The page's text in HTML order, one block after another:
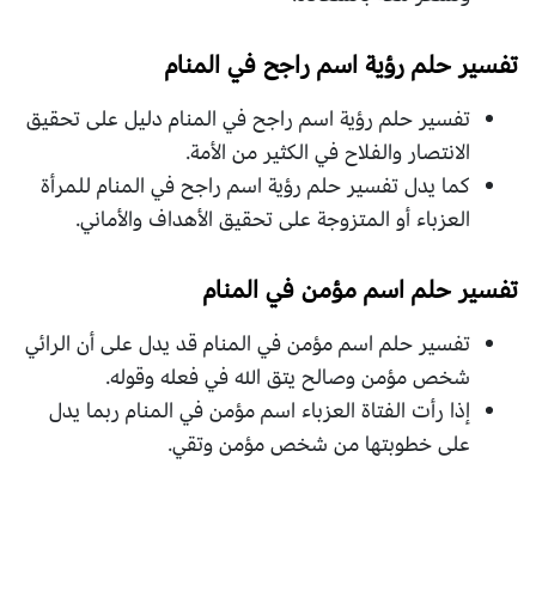
تفسير حلم رؤية اسم راجح في المنام
تفسير حلم رؤية اسم راجح في المنام دليل على تحقيق
الانتصار والفلاح في الكثير من الأمة.
كما يدل تفسير حلم رؤية اسم راجح في المنام للمرأة
العزباء أو المتزوجة على تحقيق الأهداف والأماني.
تفسير حلم اسم مؤمن في المنام
تفسير حلم اسم مؤمن في المنام قد يدل على أن الرائي
شخص مؤمن وصالح يتق الله في فعله وقوله.
إذا رأت الفتاة العزباء اسم مؤمن في المنام ربما يدل
على خطوبتها من شخص مؤمن وتقي.